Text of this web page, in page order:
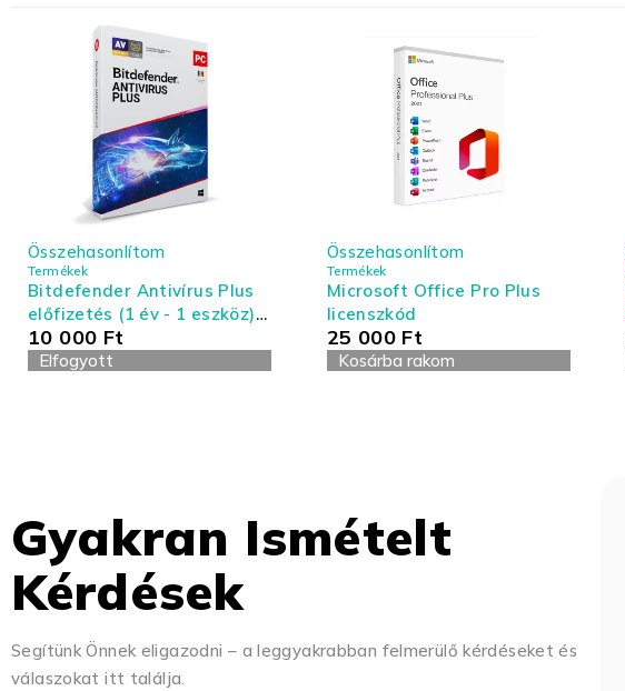
Termékek
Bitdefender Antivírus Plus
előfizetés (1 év - 1 eszköz) -
Antivírus és Tűzfal
Összehasonlítom
10 000 Ft
Elfogyott
Termékek
Microsoft Office Pro Plus
licenszkód
Összehasonlítom
25 000 Ft
Kosárba rakom
Gyakran Ismételt
Kérdések
Segítünk Önnek eligazodni – a leggyakrabban felmerülő kérdéseket és
válaszokat itt találja.